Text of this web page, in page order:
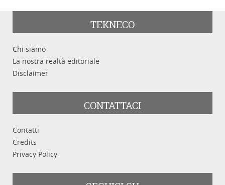
TEKNECO
Chi siamo
La nostra realtà editoriale
Disclaimer
CONTATTACI
Contatti
Credits
Privacy Policy